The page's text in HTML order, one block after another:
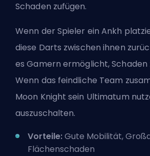
Schaden zufügen.
Wenn der Spieler ein Ankh
diese Darts zwischen ihnen
es Gamern ermöglicht, Schaden
Wenn das feindliche Team
Moon Knight sein Ultimatum
auszuschalten.
Vorteile:Gute Mobilität,
Flächenschaden